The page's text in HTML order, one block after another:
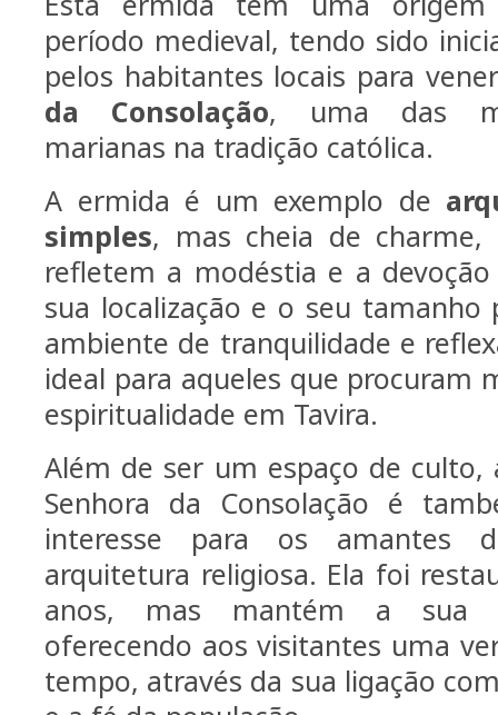
período medieval, tendo sido
pelos habitantes locais para
da Consolação, uma das
marianas na tradição católica.
A ermida é um exemplo de
simples, mas cheia de charme,
refletem a modéstia e a
sua localização e o seu
ambiente de tranquilidade e
ideal para aqueles que procuram
espiritualidade em Tavira.
Além de ser um espaço de culto,
Senhora da Consolação é
interesse para os amantes
arquitetura religiosa. Ela foi
anos, mas mantém a sua
oferecendo aos visitantes uma
tempo, através da sua ligação